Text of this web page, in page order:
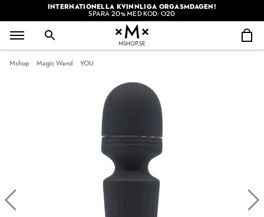
INTERNATIONELLA KVINNLIGA ORGASMDAGEN!
SPARA 20% MED KOD: O20
MSHOP.SE
Mshop Magic Wand YOU